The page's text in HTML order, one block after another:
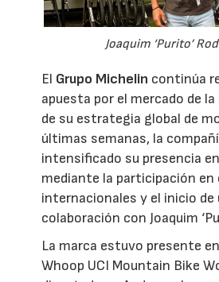
Joaquim ‘Purito’
El Grupo Michelin continúa
apuesta por el mercado de
de su estrategia global de
últimas semanas, la
intensificado su presencia
mediante la participación
internacionales y el inicio de
colaboración con Joaquim
La marca estuvo presente
Whoop UCI Mountain Bike